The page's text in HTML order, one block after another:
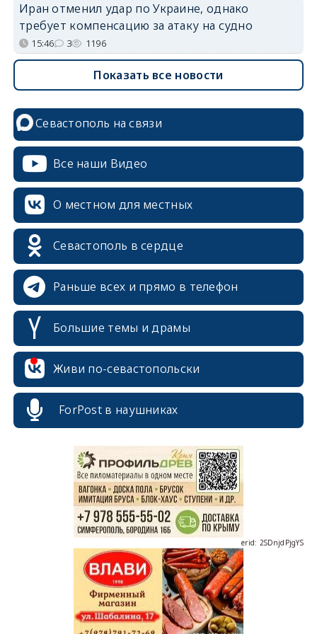
Иран отменил удар по Украине, однако
требует компенсацию за атаку на судно
15:46 3 1196
Показать все новости
Севастополь на связи
Все наши Видео
О местном для местных
Севастополь в сердце
Раньше всех и прямо в телефон
Большие темы и драмы
Живи по-севастопольски
ForPost в наушниках
erid: 2SDnjcrDNw6
erid: 2SDnjdPjgYS
erid: 2SDnjdvhGXG